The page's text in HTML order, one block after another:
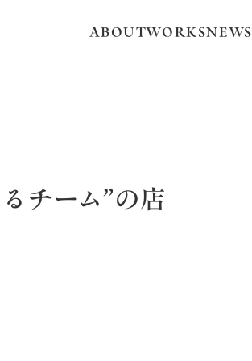
ABOUTWORKSNEWS
チーム”の店